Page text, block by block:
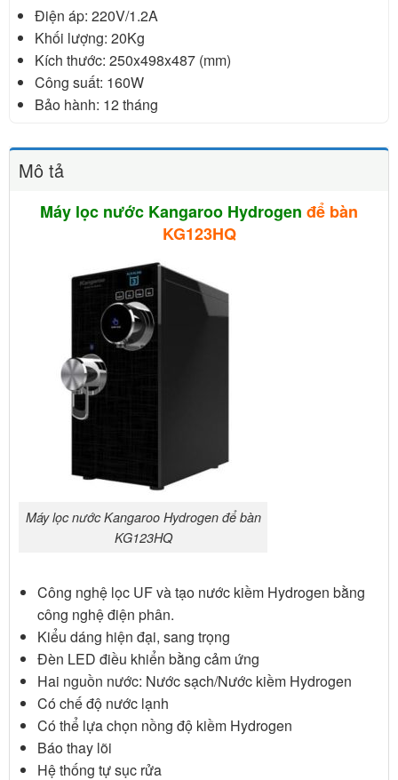
Mô tả
Máy lọc nước Kangaroo Hydrogen để bàn
KG123HQ
Máy lọc nước Kangaroo Hydrogen để bàn
KG123HQ
Công nghệ lọc UF và tạo nước kiềm Hydrogen bằng
công nghệ điện phân.
Kiểu dáng hiện đại, sang trọng
Đèn LED điều khiển bằng cảm ứng
Hai nguồn nước: Nước sạch/Nước kiềm Hydrogen
Có chế độ nước lạnh
Có thể lựa chọn nồng độ kiềm Hydrogen
Báo thay lõi
Hệ thống tự sục rửa
Điện áp: 220V/1.2A
Khối lượng: 20Kg
Kích thước: 250x498x487 (mm)
Công suất: 160W
Bảo hành: 12 tháng